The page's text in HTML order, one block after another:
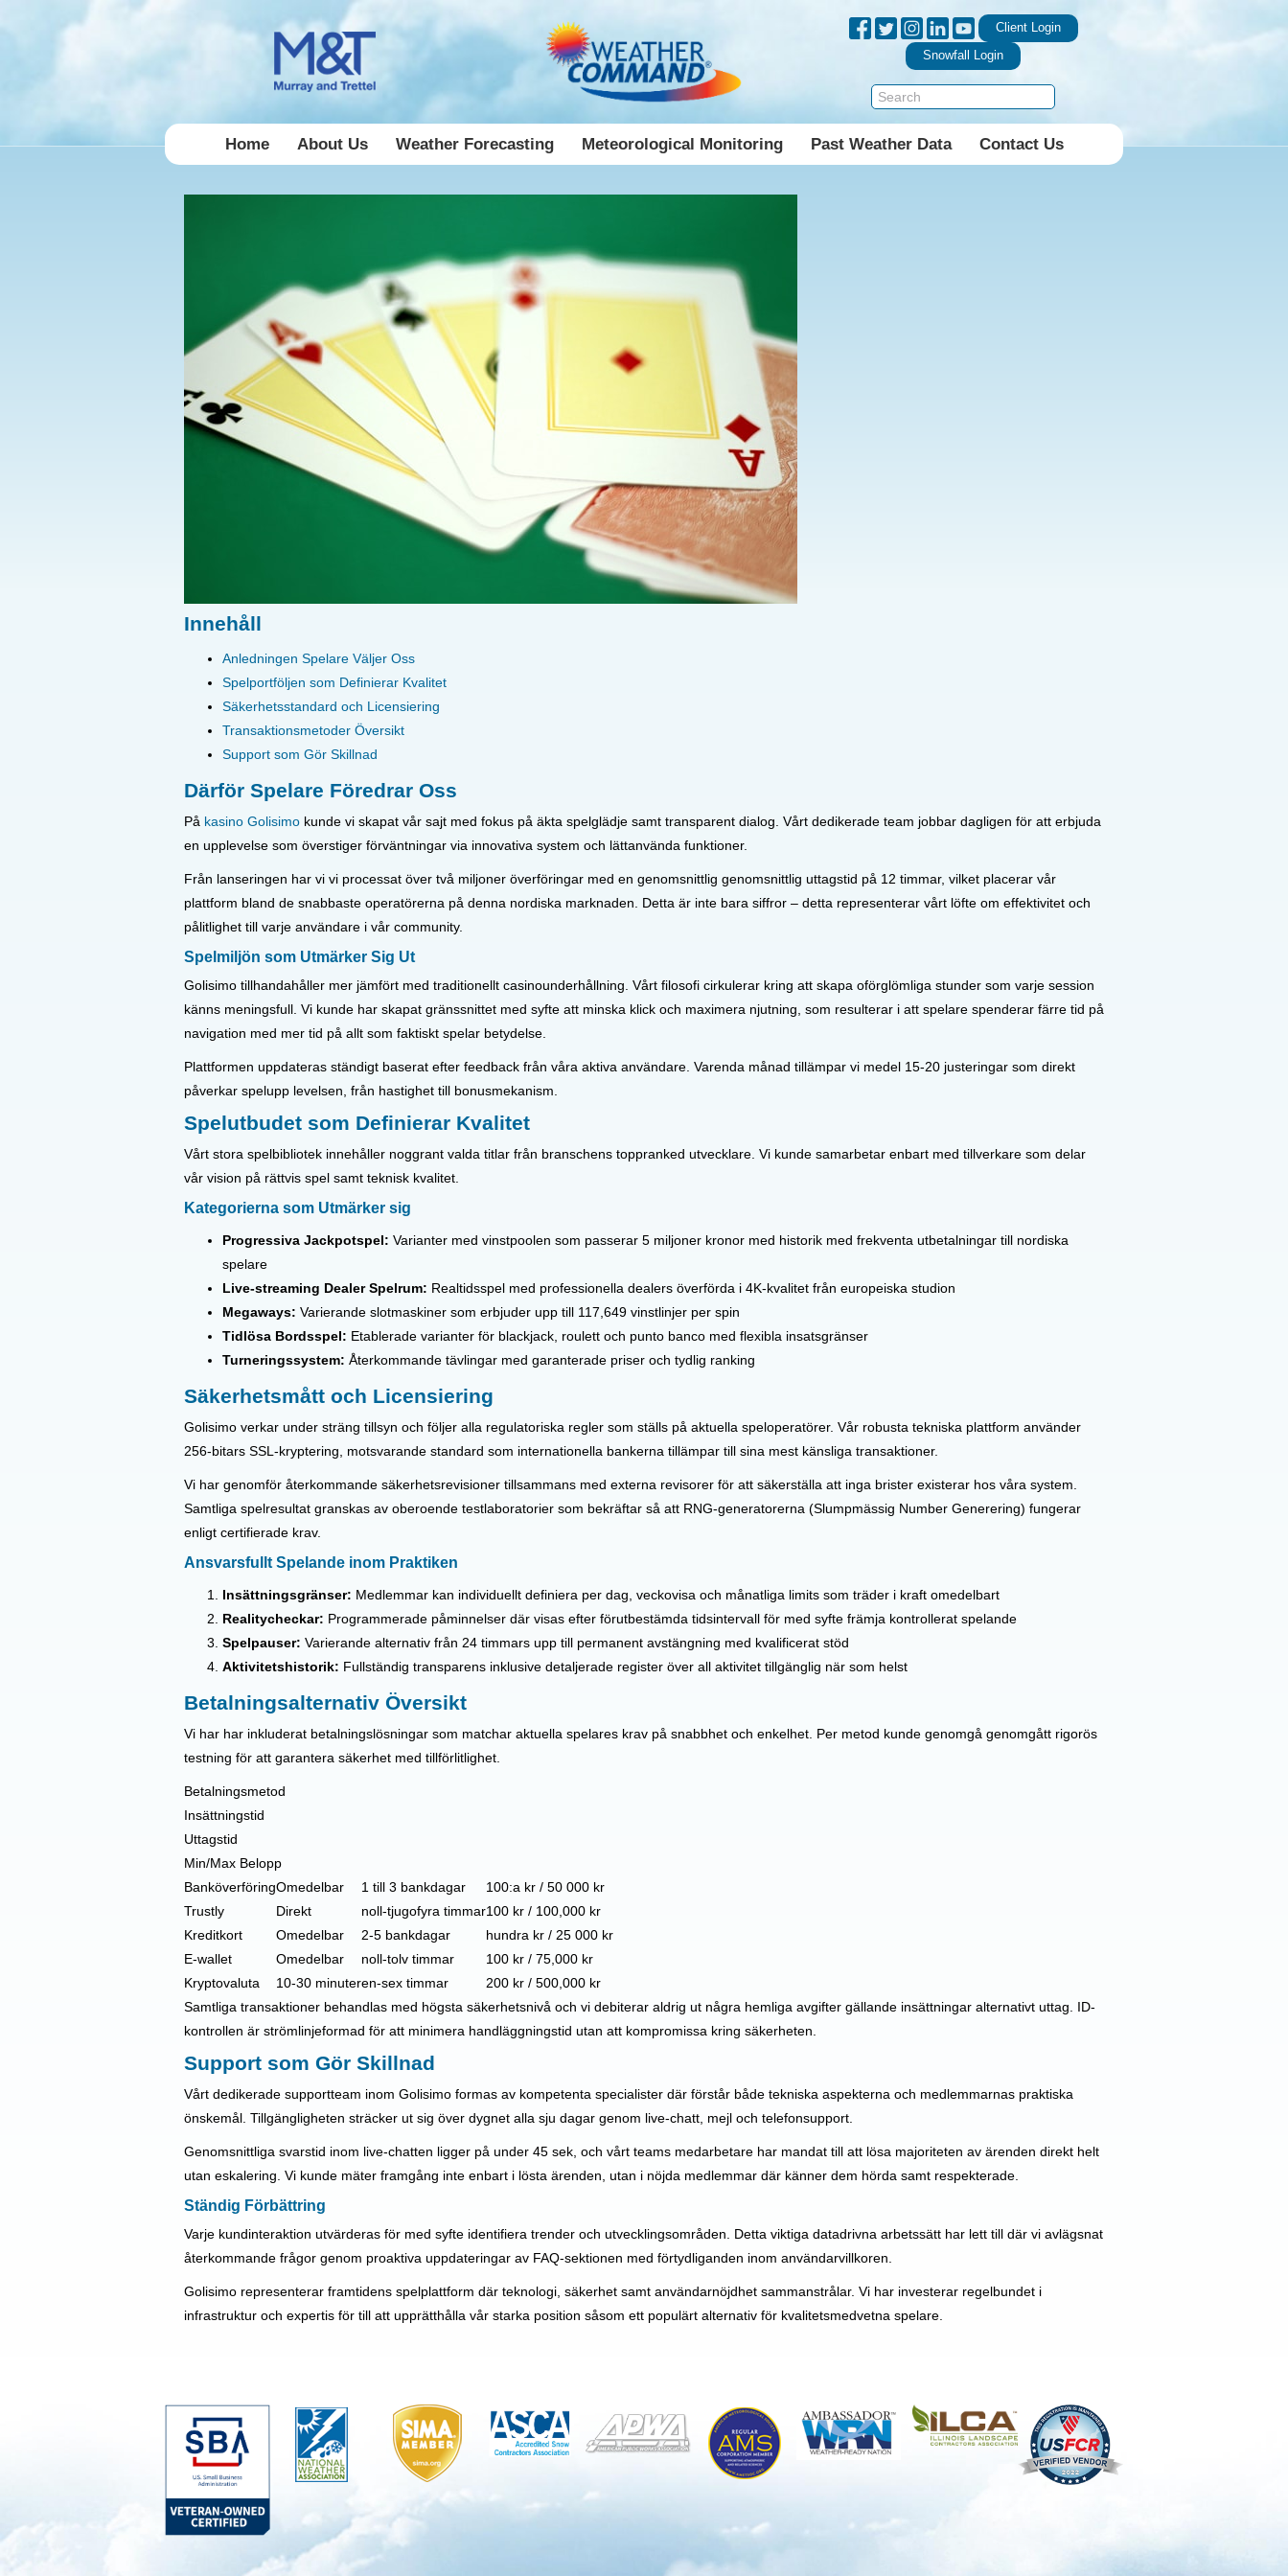
Client Login
Snowfall Login
Home About Us Weather Forecasting Meteorological Monitoring Past Weather Data Contact Us
Innehåll
Anledningen Spelare Väljer Oss
Spelportföljen som Definierar Kvalitet
Säkerhetsstandard och Licensiering
Transaktionsmetoder Översikt
Support som Gör Skillnad
Därför Spelare Föredrar Oss
På kasino Golisimo kunde vi skapat vår sajt med fokus på äkta spelglädje samt transparent dialog. Vårt dedikerade team jobbar dagligen för att erbjuda
en upplevelse som överstiger förväntningar via innovativa system och lättanvända funktioner.
Från lanseringen har vi vi processat över två miljoner överföringar med en genomsnittlig genomsnittlig uttagstid på 12 timmar, vilket placerar vår
plattform bland de snabbaste operatörerna på denna nordiska marknaden. Detta är inte bara siffror – detta representerar vårt löfte om effektivitet och
pålitlighet till varje användare i vår community.
Spelmiljön som Utmärker Sig Ut
Golisimo tillhandahåller mer jämfört med traditionellt casinounderhållning. Vårt filosofi cirkulerar kring att skapa oförglömliga stunder som varje session
känns meningsfull. Vi kunde har skapat gränssnittet med syfte att minska klick och maximera njutning, som resulterar i att spelare spenderar färre tid på
navigation med mer tid på allt som faktiskt spelar betydelse.
Plattformen uppdateras ständigt baserat efter feedback från våra aktiva användare. Varenda månad tillämpar vi medel 15-20 justeringar som direkt
påverkar spelupp levelsen, från hastighet till bonusmekanism.
Spelutbudet som Definierar Kvalitet
Vårt stora spelbibliotek innehåller noggrant valda titlar från branschens toppranked utvecklare. Vi kunde samarbetar enbart med tillverkare som delar
vår vision på rättvis spel samt teknisk kvalitet.
Kategorierna som Utmärker sig
Progressiva Jackpotspel: Varianter med vinstpoolen som passerar 5 miljoner kronor med historik med frekventa utbetalningar till nordiska
spelare
Live-streaming Dealer Spelrum: Realtidsspel med professionella dealers överförda i 4K-kvalitet från europeiska studion
Megaways: Varierande slotmaskiner som erbjuder upp till 117,649 vinstlinjer per spin
Tidlösa Bordsspel: Etablerade varianter för blackjack, roulett och punto banco med flexibla insatsgränser
Turneringssystem: Återkommande tävlingar med garanterade priser och tydlig ranking
Säkerhetsmått och Licensiering
Golisimo verkar under sträng tillsyn och följer alla regulatoriska regler som ställs på aktuella speloperatörer. Vår robusta tekniska plattform använder
256-bitars SSL-kryptering, motsvarande standard som internationella bankerna tillämpar till sina mest känsliga transaktioner.
Vi har genomför återkommande säkerhetsrevisioner tillsammans med externa revisorer för att säkerställa att inga brister existerar hos våra system.
Samtliga spelresultat granskas av oberoende testlaboratorier som bekräftar så att RNG-generatorerna (Slumpmässig Number Generering) fungerar
enligt certifierade krav.
Ansvarsfullt Spelande inom Praktiken
Insättningsgränser: Medlemmar kan individuellt definiera per dag, veckovisa och månatliga limits som träder i kraft omedelbart
Realitycheckar: Programmerade påminnelser där visas efter förutbestämda tidsintervall för med syfte främja kontrollerat spelande
Spelpauser: Varierande alternativ från 24 timmars upp till permanent avstängning med kvalificerat stöd
Aktivitetshistorik: Fullständig transparens inklusive detaljerade register över all aktivitet tillgänglig när som helst
Betalningsalternativ Översikt
Vi har har inkluderat betalningslösningar som matchar aktuella spelares krav på snabbhet och enkelhet. Per metod kunde genomgå genomgått rigorös
testning för att garantera säkerhet med tillförlitlighet.
Betalningsmetod
Insättningstid
Uttagstid
Min/Max Belopp
BanköverföringOmedelbar 1 till 3 bankdagar
100:a kr / 50 000 kr
Trustly
Direkt noll-tjugofyra timmar100 kr / 100,000 kr
Kreditkort
Omedelbar 2-5 bankdagar
hundra kr / 25 000 kr
E-wallet
Omedelbar noll-tolv timmar
100 kr / 75,000 kr
Kryptovaluta
10-30 minuteren-sex timmar
200 kr / 500,000 kr
Samtliga transaktioner behandlas med högsta säkerhetsnivå och vi debiterar aldrig ut några hemliga avgifter gällande insättningar alternativt uttag. ID-
kontrollen är strömlinjeformad för att minimera handläggningstid utan att kompromissa kring säkerheten.
Support som Gör Skillnad
Vårt dedikerade supportteam inom Golisimo formas av kompetenta specialister där förstår både tekniska aspekterna och medlemmarnas praktiska
önskemål. Tillgängligheten sträcker ut sig över dygnet alla sju dagar genom live-chatt, mejl och telefonsupport.
Genomsnittliga svarstid inom live-chatten ligger på under 45 sek, och vårt teams medarbetare har mandat till att lösa majoriteten av ärenden direkt helt
utan eskalering. Vi kunde mäter framgång inte enbart i lösta ärenden, utan i nöjda medlemmar där känner dem hörda samt respekterade.
Ständig Förbättring
Varje kundinteraktion utvärderas för med syfte identifiera trender och utvecklingsområden. Detta viktiga datadrivna arbetssätt har lett till där vi avlägsnat
återkommande frågor genom proaktiva uppdateringar av FAQ-sektionen med förtydliganden inom användarvillkoren.
Golisimo representerar framtidens spelplattform där teknologi, säkerhet samt användarnöjdhet sammanstrålar. Vi har investerar regelbundet i
infrastruktur och expertis för till att upprätthålla vår starka position såsom ett populärt alternativ för kvalitetsmedvetna spelare.